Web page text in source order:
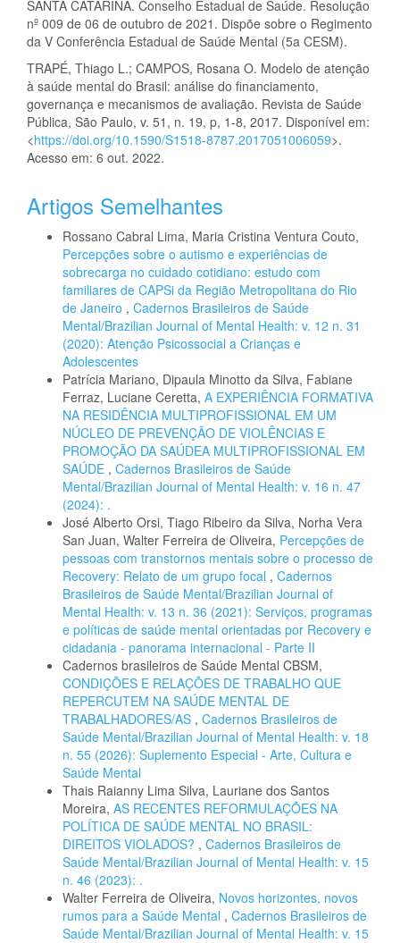
SANTA CATARINA. Conselho Estadual de Saúde. Resolução
nº 009 de 06 de outubro de 2021. Dispõe sobre o Regimento
da V Conferência Estadual de Saúde Mental (5a CESM).
TRAPÉ, Thiago L.; CAMPOS, Rosana O. Modelo de atenção
à saúde mental do Brasil: análise do financiamento,
governança e mecanismos de avaliação. Revista de Saúde
Pública, São Paulo, v. 51, n. 19, p, 1-8, 2017. Disponível em:
<https://doi.org/10.1590/S1518-8787.2017051006059>.
Acesso em: 6 out. 2022.
Artigos Semelhantes
Rossano Cabral Lima, Maria Cristina Ventura Couto,
Percepções sobre o autismo e experiências de
sobrecarga no cuidado cotidiano: estudo com
familiares de CAPSi da Região Metropolitana do Rio
de Janeiro , Cadernos Brasileiros de Saúde
Mental/Brazilian Journal of Mental Health: v. 12 n. 31
(2020): Atenção Psicossocial a Crianças e
Adolescentes
Patrícia Mariano, Dipaula Minotto da Silva, Fabiane
Ferraz, Luciane Ceretta, A EXPERIÊNCIA FORMATIVA
NA RESIDÊNCIA MULTIPROFISSIONAL EM UM
NÚCLEO DE PREVENÇÃO DE VIOLÊNCIAS E
PROMOÇÃO DA SAÚDEA MULTIPROFISSIONAL EM
SAÚDE , Cadernos Brasileiros de Saúde
Mental/Brazilian Journal of Mental Health: v. 16 n. 47
(2024): .
José Alberto Orsi, Tiago Ribeiro da Silva, Norha Vera
San Juan, Walter Ferreira de Oliveira, Percepções de
pessoas com transtornos mentais sobre o processo de
Recovery: Relato de um grupo focal , Cadernos
Brasileiros de Saúde Mental/Brazilian Journal of
Mental Health: v. 13 n. 36 (2021): Serviços, programas
e políticas de saúde mental orientadas por Recovery e
cidadania - panorama internacional - Parte II
Cadernos brasileiros de Saúde Mental CBSM,
CONDIÇÕES E RELAÇÕES DE TRABALHO QUE
REPERCUTEM NA SAÚDE MENTAL DE
TRABALHADORES/AS , Cadernos Brasileiros de
Saúde Mental/Brazilian Journal of Mental Health: v. 18
n. 55 (2026): Suplemento Especial - Arte, Cultura e
Saúde Mental
Thais Raianny Lima Silva, Lauriane dos Santos
Moreira, AS RECENTES REFORMULAÇÕES NA
POLÍTICA DE SAÚDE MENTAL NO BRASIL:
DIREITOS VIOLADOS? , Cadernos Brasileiros de
Saúde Mental/Brazilian Journal of Mental Health: v. 15
n. 46 (2023): .
Walter Ferreira de Oliveira, Novos horizontes, novos
rumos para a Saúde Mental , Cadernos Brasileiros de
Saúde Mental/Brazilian Journal of Mental Health: v. 15